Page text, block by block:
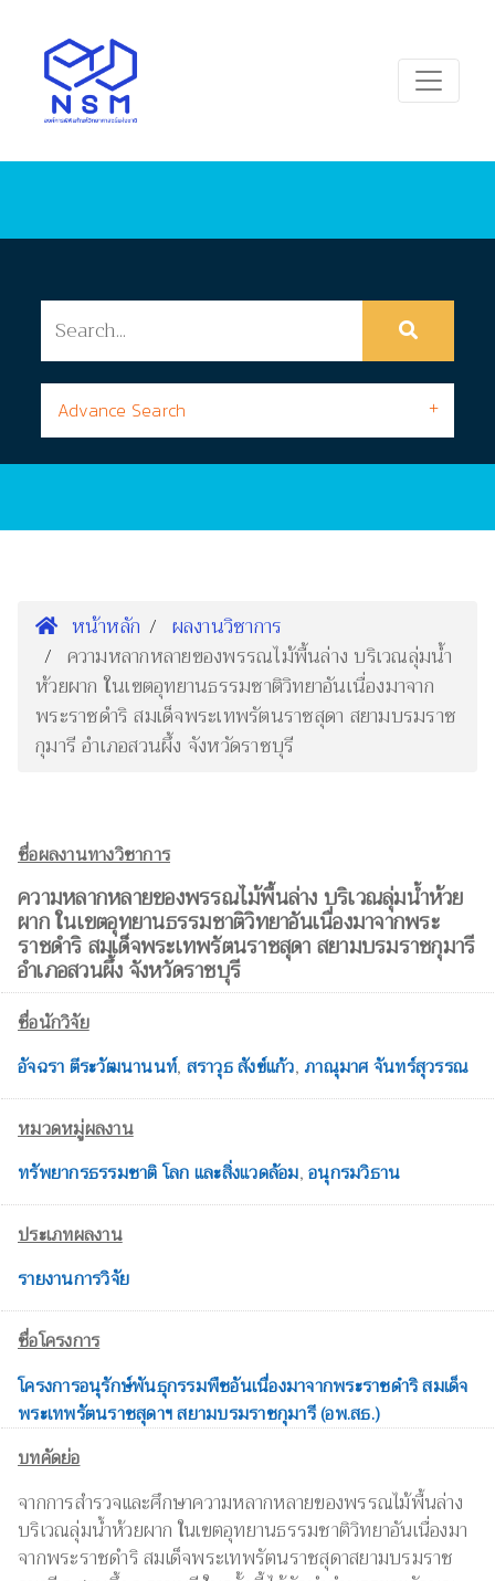
Advance Search
หน้าหลัก
ผลงานวิชาการ
ความหลากหลายของพรรณไม้พื้นล่าง บริเวณลุ่มน้ำ
ห้วยผาก ในเขตอุทยานธรรมชาติวิทยาอันเนื่องมาจาก
พระราชดำริ สมเด็จพระเทพรัตนราชสุดา สยามบรมราช
กุมารี อำเภอสวนผึ้ง จังหวัดราชบุรี
ชื่อผลงานทางวิชาการ
ความหลากหลายของพรรณไม้พื้นล่าง บริเวณลุ่มน้ำห้วย
ผาก ในเขตอุทยานธรรมชาติวิทยาอันเนื่องมาจากพระ
ราชดำริ สมเด็จพระเทพรัตนราชสุดา สยามบรมราชกุมารี
อำเภอสวนผึ้ง จังหวัดราชบุรี
ชื่อนักวิจัย
อัจฉรา ตีระวัฒนานนท์, สราวุธ สังข์แก้ว, ภาณุมาศ จันทร์สุวรรณ
หมวดหมู่ผลงาน
ทรัพยากรธรรมชาติ โลก และสิ่งแวดล้อม,อนุกรมวิธาน
ประเภทผลงาน
รายงานการวิจัย
ชื่อโครงการ
โครงการอนุรักษ์พันธุกรรมพืชอันเนื่องมาจากพระราชดำริ สมเด็จ
พระเทพรัตนราชสุดาฯ สยามบรมราชกุมารี (อพ.สธ.)
บทคัดย่อ
จากการสำรวจและศึกษาความหลากหลายของพรรณไม้พื้นล่าง
บริเวณลุ่มน้ำห้วยผาก ในเขตอุทยานธรรมชาติวิทยาอันเนื่องมา
จากพระราชดำริ สมเด็จพระเทพรัตนราชสุดาสยามบรมราช